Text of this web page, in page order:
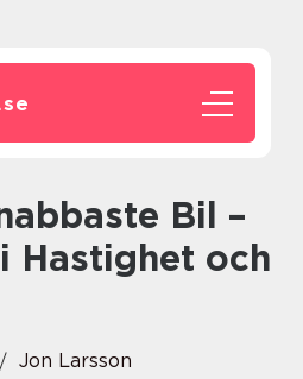
se
Hastighet och
Jon Larsson